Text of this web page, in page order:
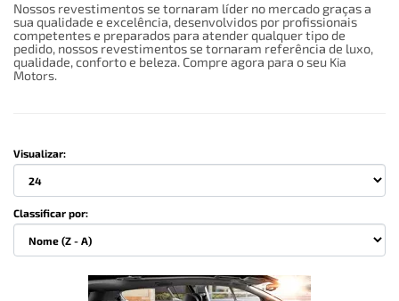
ACESSÓRIOS
INFORMAÇÕES
Nossos revestimentos se tornaram líder no mercado graças a
sua qualidade e excelência, desenvolvidos por profissionais
competentes e preparados para atender qualquer tipo de
pedido, nossos revestimentos se tornaram referência de luxo,
qualidade, conforto e beleza. Compre agora para o seu Kia
Motors.
Visualizar:
Classificar por:
Entrega